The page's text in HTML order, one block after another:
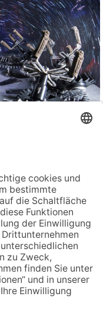
Ihre Musterteile und
Strahltechnologie
– inklusive
Ihre Anwendung. So
sich mit unserer